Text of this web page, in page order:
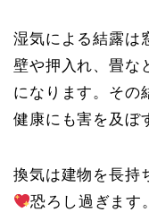
湿気による結露は
壁や押入れ、畳な
になります。その
健康にも害を及ぼ
換気は建物を長持
恐ろし過ぎます。